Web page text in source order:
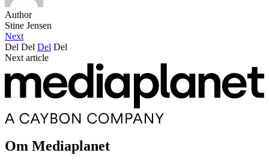
Author
Stine Jensen
Next
Del Del Del Del
Next article
Om Mediaplanet